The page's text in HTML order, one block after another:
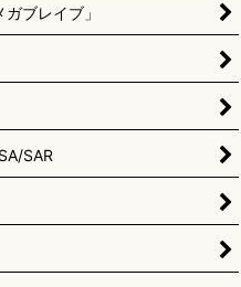
ブレイブ」
SAR